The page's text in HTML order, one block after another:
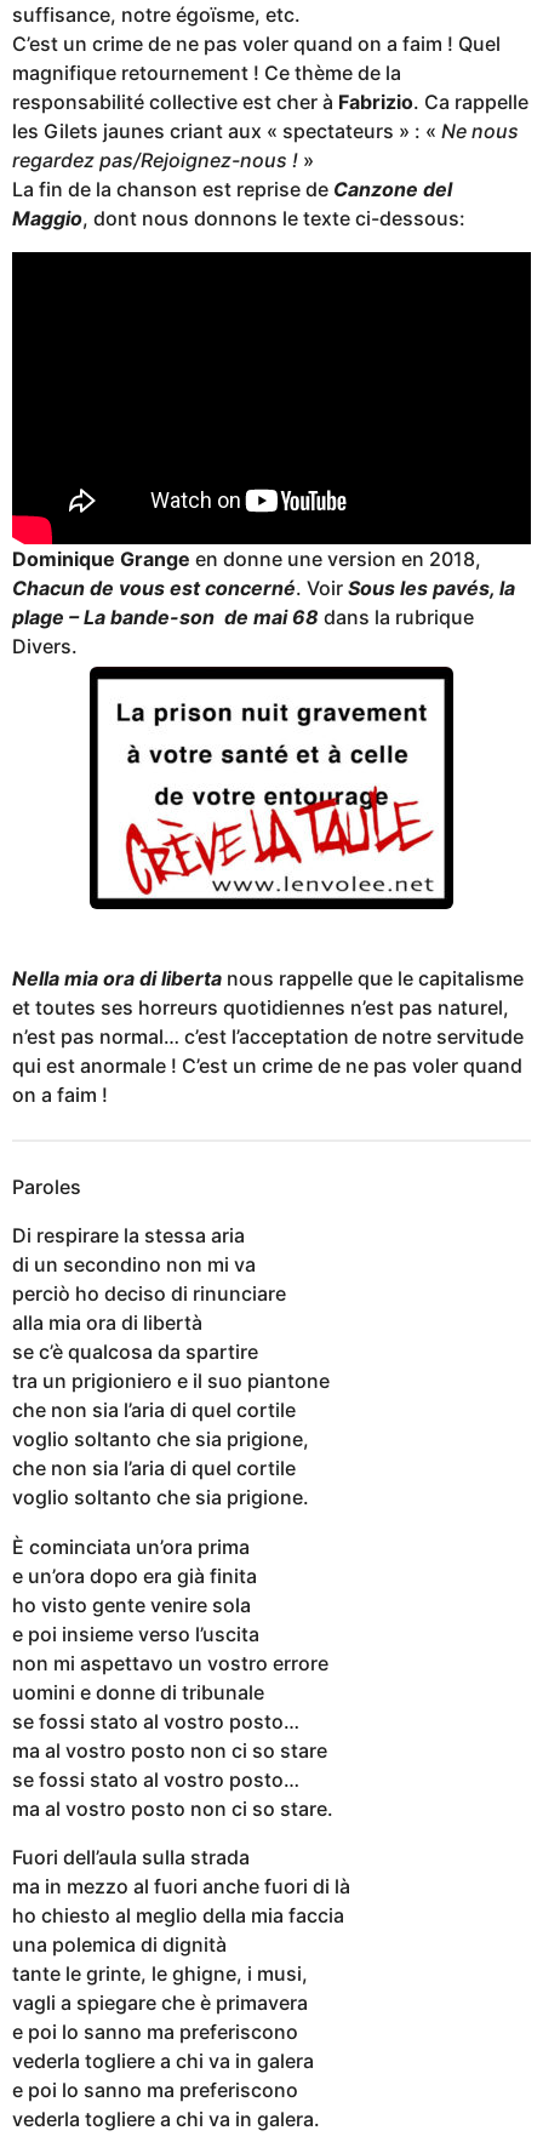
suffisance, notre égoïsme, etc.
C’est un crime de ne pas voler quand on a faim ! Quel
magnifique retournement ! Ce thème de la
responsabilité collective est cher à Fabrizio. Ca rappelle
les Gilets jaunes criant aux « spectateurs » : « Ne nous
regardez pas/Rejoignez-nous ! »
La fin de la chanson est reprise de Canzone del
Maggio, dont nous donnons le texte ci-dessous:
Dominique Grange en donne une version en 2018,
Chacun de vous est concerné. Voir Sous les pavés, la
plage – La bande-son de mai 68 dans la rubrique
Divers.
Nella mia ora di liberta nous rappelle que le capitalisme
et toutes ses horreurs quotidiennes n’est pas naturel,
n’est pas normal… c’est l’acceptation de notre servitude
qui est anormale ! C’est un crime de ne pas voler quand
on a faim !
Paroles
Di respirare la stessa aria
di un secondino non mi va
perciò ho deciso di rinunciare
alla mia ora di libertà
se c’è qualcosa da spartire
tra un prigioniero e il suo piantone
che non sia l’aria di quel cortile
voglio soltanto che sia prigione,
che non sia l’aria di quel cortile
voglio soltanto che sia prigione.
È cominciata un’ora prima
e un’ora dopo era già finita
ho visto gente venire sola
e poi insieme verso l’uscita
non mi aspettavo un vostro errore
uomini e donne di tribunale
se fossi stato al vostro posto…
ma al vostro posto non ci so stare
se fossi stato al vostro posto…
ma al vostro posto non ci so stare.
Fuori dell’aula sulla strada
ma in mezzo al fuori anche fuori di là
ho chiesto al meglio della mia faccia
una polemica di dignità
tante le grinte, le ghigne, i musi,
vagli a spiegare che è primavera
e poi lo sanno ma preferiscono
vederla togliere a chi va in galera
e poi lo sanno ma preferiscono
vederla togliere a chi va in galera.